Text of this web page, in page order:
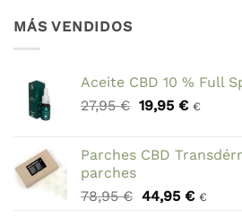
MÁS VENDIDOS
Aceite CBD 10 % Full
27,95€ El
era:
19,95 €El
es:
€
Parches CBD
parches
78,95€ El
44,95 €El
€